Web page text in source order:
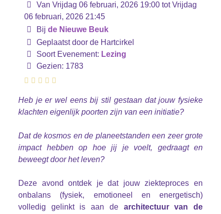
Van Vrijdag 06 februari, 2026 19:00 tot Vrijdag
06 februari, 2026 21:45
Bij de Nieuwe Beuk
Geplaatst door de Hartcirkel
Soort Evenement: Lezing
Gezien: 1783
Heb je er wel eens bij stil gestaan dat jouw fysieke
klachten eigenlijk poorten zijn van een initiatie?
Dat de kosmos en de planeetstanden een zeer grote
impact hebben op hoe jij je voelt, gedraagt en
beweegt door het leven?
Deze avond ontdek je dat jouw ziekteproces en
onbalans (fysiek, emotioneel en energetisch)
volledig gelinkt is aan de architectuur van de